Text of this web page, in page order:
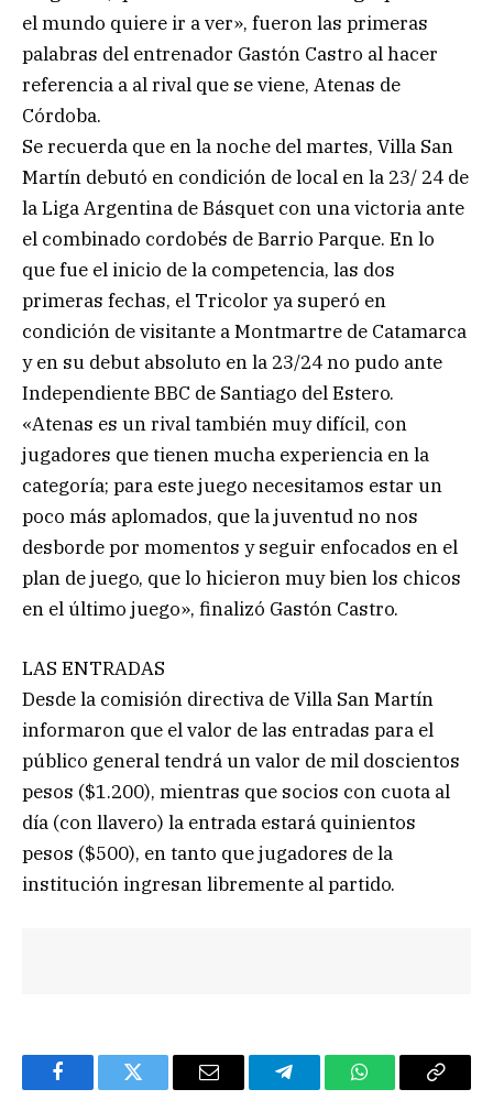
el mundo quiere ir a ver», fueron las primeras
palabras del entrenador Gastón Castro al hacer
referencia a al rival que se viene, Atenas de
Córdoba.
Se recuerda que en la noche del martes, Villa San
Martín debutó en condición de local en la 23/ 24 de
la Liga Argentina de Básquet con una victoria ante
el combinado cordobés de Barrio Parque. En lo
que fue el inicio de la competencia, las dos
primeras fechas, el Tricolor ya superó en
condición de visitante a Montmartre de Catamarca
y en su debut absoluto en la 23/24 no pudo ante
Independiente BBC de Santiago del Estero.
«Atenas es un rival también muy difícil, con
jugadores que tienen mucha experiencia en la
categoría; para este juego necesitamos estar un
poco más aplomados, que la juventud no nos
desborde por momentos y seguir enfocados en el
plan de juego, que lo hicieron muy bien los chicos
en el último juego», finalizó Gastón Castro.
LAS ENTRADAS
Desde la comisión directiva de Villa San Martín
informaron que el valor de las entradas para el
público general tendrá un valor de mil doscientos
pesos ($1.200), mientras que socios con cuota al
día (con llavero) la entrada estará quinientos
pesos ($500), en tanto que jugadores de la
institución ingresan libremente al partido.
FacebookTwitter Email TelegramWhatsAppCopy